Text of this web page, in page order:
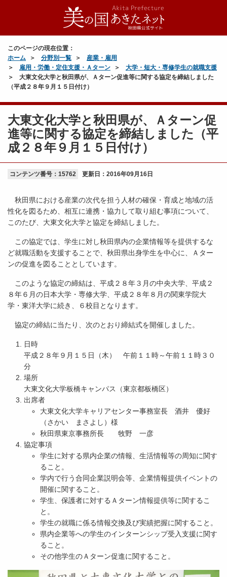
このページの現在位置：
ホーム
分野別一覧
産業・雇用
雇用・労働・定住支援・Ａターン
大学・短大・専修学生の就職支援
大東文化大学と秋田県が、Ａターン促進等に関する協定を締結しました
（平成２８年９月１５日付け）
大東文化大学と秋田県が、Ａターン促
進等に関する協定を締結しました（平
成２８年９月１５日付け）
コンテンツ番号：15762 更新日： 2016年09月16日
秋田県における産業の次代を担う人材の確保・育成と地域の活
性化を図るため、相互に連携・協力して取り組む事項について、
このたび、大東文化大学と協定を締結しました。
この協定では、学生に対し秋田県内の企業情報等を提供するな
ど就職活動を支援することで、秋田県出身学生を中心に、Ａター
ンの促進を図ることとしています。
このような協定の締結は、平成２８年３月の中央大学、平成２
８年６月の日本大学・専修大学、平成２８年８月の関東学院大
学・東洋大学に続き、６校目となります。
協定の締結に当たり、次のとおり締結式を開催しました。
日時
平成２８年９月１５日（木） 午前１１時～午前１１時３０
分
場所
大東文化大学板橋キャンパス（東京都板橋区）
出席者
大東文化大学キャリアセンター事務室長 酒井 優好
（さかい まさよし）様
秋田県東京事務所長 牧野 一彦
協定事項
学生に対する県内企業の情報、生活情報等の周知に関す
ること。
学内で行う合同企業説明会等、企業情報提供イベントの
開催に関すること。
学生、保護者に対するＡターン情報提供等に関するこ
と。
学生の就職に係る情報交換及び実績把握に関すること。
県内企業等への学生のインターンシップ受入支援に関す
ること。
その他学生のＡターン促進に関すること。